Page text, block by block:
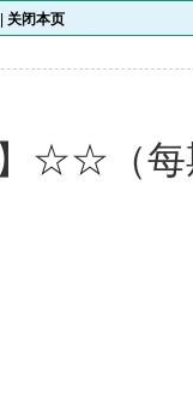
关闭本页
☆☆（每